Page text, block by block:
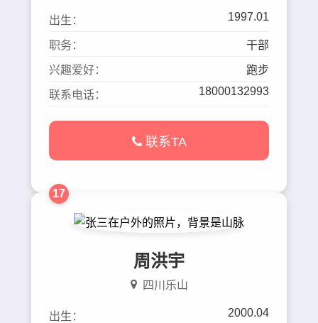
出生： 1997.01
职务： 干部
兴趣爱好： 跑步
联系电话： 18000132993
联系TA
17
周洪宇
四川乐山
出生： 2000.04